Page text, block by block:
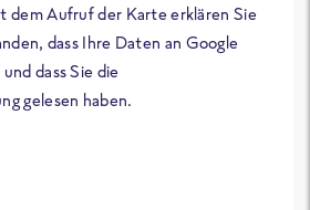
dem Aufruf der Karte erklären Sie
dass Ihre Daten an Google
dass Sie die
gelesen haben.